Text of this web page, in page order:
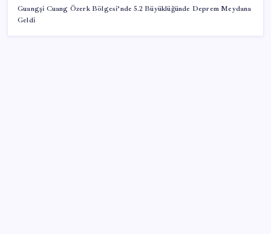
Guangşi Cuang Özerk Bölgesi’nde 5.2 Büyüklüğünde Deprem Meydana
Geldi